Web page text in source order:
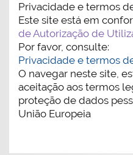
Privacidade e termos
Este site está em
de Autorização de
Por favor, consulte:
Privacidade e termos
O navegar neste site,
aceitação aos termos
proteção de dados
União Europeia